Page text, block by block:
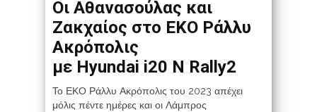
Οι Αθανασούλας και
Ζακχαίος στο ΕΚΟ Ράλλυ
Ακρόπολις
με Hyundai i20 N Rally2
Το ΕΚΟ Ράλλυ Ακρόπολις του 2023 απέχει
μόλις πέντε ημέρες και οι Λάμπρος